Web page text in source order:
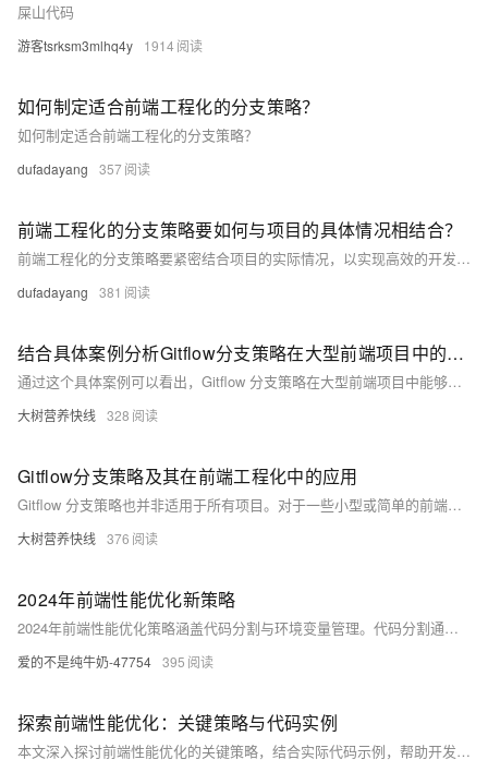
屎山代码
游客tsrksm3mlhq4y 1914
如何制定适合前端工程化的分支策略？
如何制定适合前端工程化的分支策略？
dufadayang 357
前端工程化的分支策略要如何与项目的具体情况相结合？
前端工程化的分支策略要紧密结合项目的实际情况，以实现高效的开发、稳定的版本控制和顺利的发布流程。
dufadayang 381
结合具体案例分析Gitflow分支策略在大型前端项目中的应用优势
通过这个具体案例可以看出，Gitflow 分支策略在大型前端项目中能够提供有条不紊的开发环境，保障项目的稳定性和持续发展。
大树营养快线 328
Gitflow分支策略及其在前端工程化中的应用
Gitflow 分支策略也并非适用于所有项目。对于一些小型或简单的前端项目，可能会显得过于复杂。在实际应用中，需要根据项目的具体情况和团队的需求进行适当调整和优化。
大树营养快线 376
2024年前端性能优化新策略
2024年前端性能优化策略涵盖代码分割与环境变量管理。代码分割通过动态导入和按需加载CSS减少初始加载时间；环境变量管理则确保敏感信息安全，简化多环境配置。结合最新工具和技术，可大幅提升Web应用性能与用户体验。
爱的不是纯牛奶-47754 395
探索前端性能优化：关键策略与代码实例
本文深入探讨前端性能优化的关键策略，结合实际代码示例，帮助开发者提升网页加载速度和用户体验，涵盖资源压缩、懒加载、缓存机制等技术。